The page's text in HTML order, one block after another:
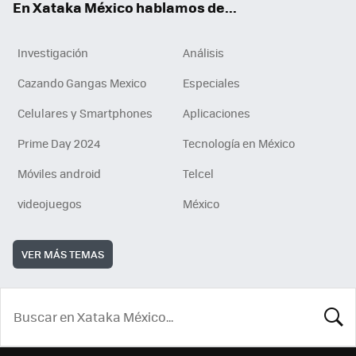
En Xataka México hablamos de...
Investigación
Análisis
Cazando Gangas Mexico
Especiales
Celulares y Smartphones
Aplicaciones
Prime Day 2024
Tecnología en México
Móviles android
Telcel
videojuegos
México
VER MÁS TEMAS